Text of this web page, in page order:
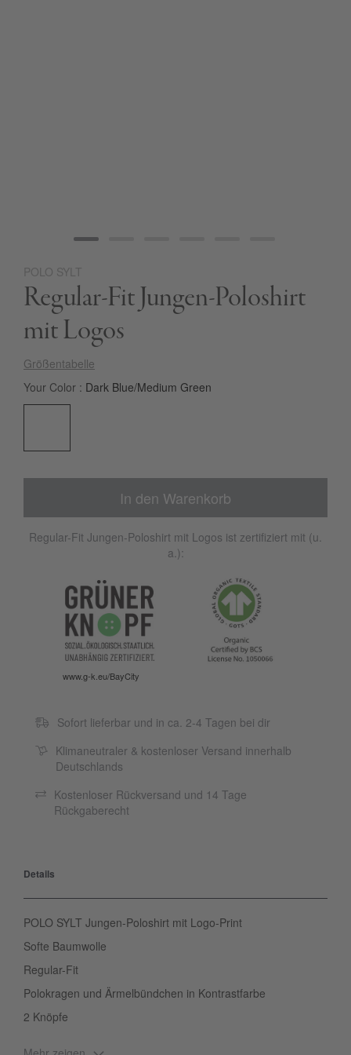
Zum
Anfang
der
Bildgalerie
springen
POLO SYLT
Regular-Fit Jungen-Poloshirt
mit Logos
Größentabelle
Your Color
Dark Blue/Medium Green
In den Warenkorb
Regular-Fit Jungen-Poloshirt mit Logos ist zertifiziert mit (u.
a.):
www.g-k.eu/BayCity
Sofort lieferbar und in ca. 2-4 Tagen bei dir
Klimaneutraler & kostenloser Versand innerhalb
Deutschlands
Kostenloser Rückversand und 14 Tage
Rückgaberecht
Details
POLO SYLT Jungen-Poloshirt mit Logo-Print
Softe Baumwolle
Regular-Fit
Polokragen und Ärmelbündchen in Kontrastfarbe
2 Knöpfe
Ein echter Casual-Hingucker: das Poloshirt von POLO